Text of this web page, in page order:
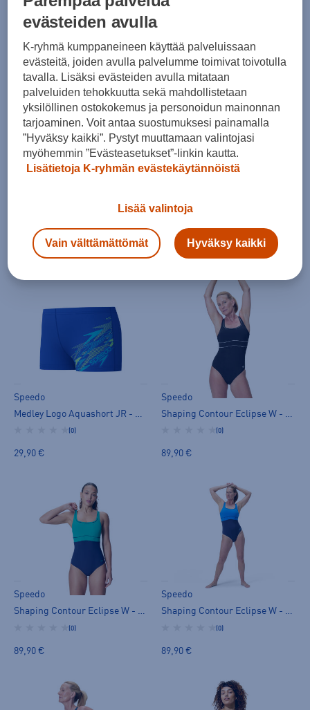
Speedo
Solid Powerback W - uimapuku
69,90 €
Speedo
69,90 €
29,90 € 29,90 €
Speedo
(0)
29,90 €
Speedo
(0)
89,90 €
Speedo
Shaping Contour Eclipse W - uimapuku
(0)
89,90 €
Speedo
Shaping Contour Eclipse W - uimapuku
(0)
89,90 €
evästeiden avulla
K-ryhmä kumppaneineen käyttää palveluissaan
evästeitä, joiden avulla palvelumme toimivat toivotulla
tavalla. Lisäksi evästeiden avulla mitataan
palveluiden tehokkuutta sekä mahdollistetaan
yksilöllinen ostokokemus ja personoidun mainonnan
tarjoaminen. Voit antaa suostumuksesi painamalla
”Hyväksy kaikki”. Pystyt muuttamaan valintojasi
myöhemmin ”Evästeasetukset”-linkin kautta.
Lisätietoja K-ryhmän evästekäytännöistä
Lisää valintoja
Vain välttämättömät Hyväksy kaikki